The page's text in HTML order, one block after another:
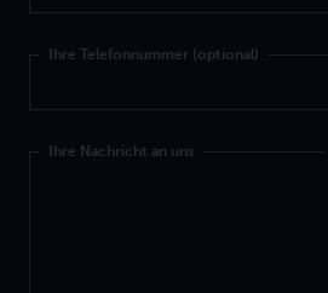
Ihre Telefonnummer (optional)
Ihre Nachricht an uns